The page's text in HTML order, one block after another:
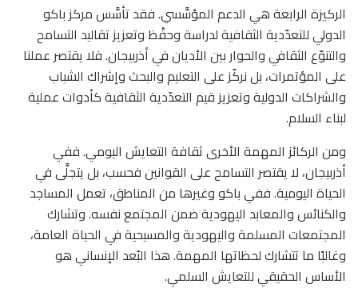
الركيزة الرابعة هي الدعم المؤسَّسي. فقد تأسَّس مركز باكو
الدولي للتعدّدية الثقافية لدراسة وحفْظ وتعزيز تقاليد التسامح
والتنوّع الثقافي والحوار بين الأديان في أذربيجان. فلا يقتصر عملنا
على المؤتمرات، بل نركّز على التعليم والبحث وإشراك الشباب
والشراكات الدولية وتعزيز قيم التعدّدية الثقافية كأدوات عملية
لبناء السلام.
ومن الركائز المهمة الأخرى ثقافة التعايش اليومي. ففي
أذربيجان، لا يقتصر التسامح على القوانين فحسب، بل يتجلَّى في
الحياة اليومية. ففي باكو وغيرها من المناطق، تعمل المساجد
والكنائس والمعابد اليهودية ضمن المجتمع نفسه. وتشارك
المجتمعات المسلمة واليهودية والمسيحية في الحياة العامة،
وغالبًا ما تتشارك لحظاتها المهمة. هذا البُعد الإنساني هو
الأساس الحقيقي للتعايش السلمي.